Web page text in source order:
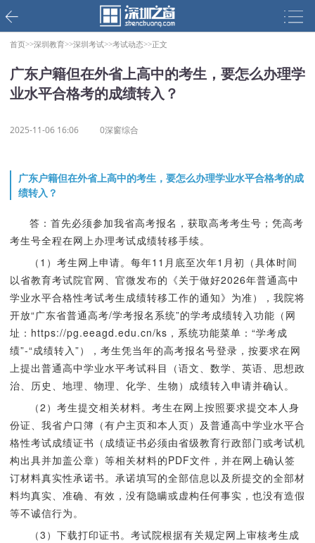
首页>>深圳教育>>深圳考试>>考试动态>>正文
广东户籍但在外省上高中的考生，要怎么办理学
业水平合格考的成绩转入？
2025-11-06 16:06 0深窗综合
广东户籍但在外省上高中的考生，要怎么办理学业水平合格考的成
绩转入？
答：首先必须参加我省高考报名，获取高考考生号；凭高考
考生号全程在网上办理考试成绩转移手续。
（1）考生网上申请。每年11月底至次年1月初（具体时间
以省教育考试院官网、官微发布的《关于做好2026年普通高中
学业水平合格性考试考生成绩转移工作的通知》为准），我院将
开放“广东省普通高考/学考报名系统”的学考成绩转入功能（网
址：https://pg.eeagd.edu.cn/ks，系统功能菜单：“学考成
绩”-“成绩转入”），考生凭当年的高考报名号登录，按要求在网
上提出普通高中学业水平考试科目（语文、数学、英语、思想政
治、历史、地理、物理、化学、生物）成绩转入申请并确认。
（2）考生提交相关材料。考生在网上按照要求提交本人身
份证、我省户口簿（有户主页和本人页）及普通高中学业水平合
格性考试成绩证书（成绩证书必须由省级教育行政部门或考试机
构出具并加盖公章）等相关材料的PDF文件，并在网上确认签
订材料真实性承诺书。承诺填写的全部信息以及所提交的全部材
料均真实、准确、有效，没有隐瞒或虚构任何事实，也没有造假
等不诚信行为。
（3）下载打印证书。考试院根据有关规定网上审核考生成